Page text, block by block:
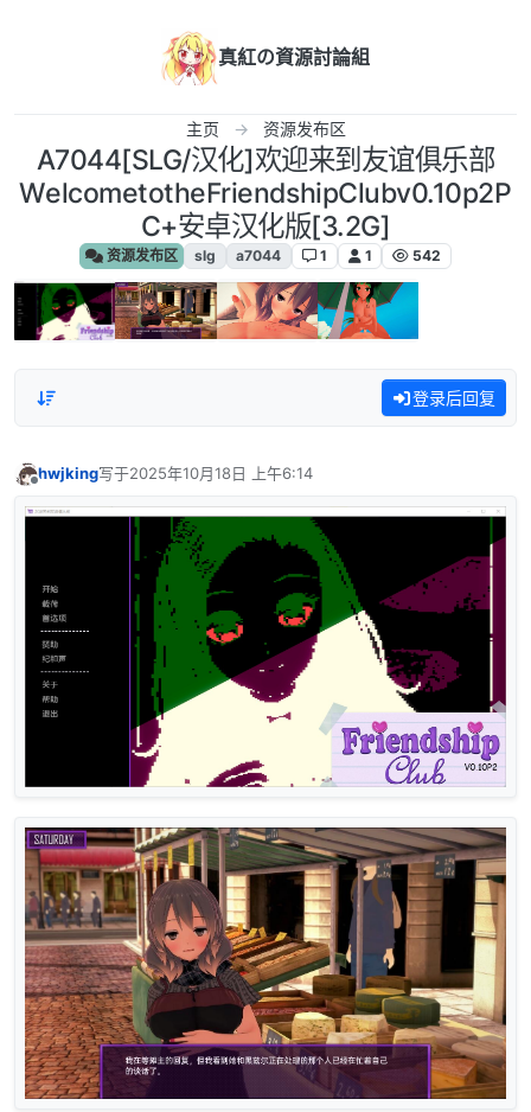
真紅の資源討論組
主页 资源发布区
A7044[SLG/汉化]欢迎来到友谊俱乐部
WelcometotheFriendshipClubv0.10p2P
C+安卓汉化版[3.2G]
资源发布区 slg a7044 1 1 542
登录后回复
hwjking写于2025年10月18日 上午6:14
最后由 编辑